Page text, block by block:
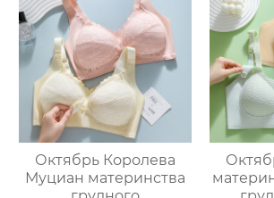
поздних сроков
беременности,
поддерживающее
живот.
Октябрь Королева
Муциан материнства